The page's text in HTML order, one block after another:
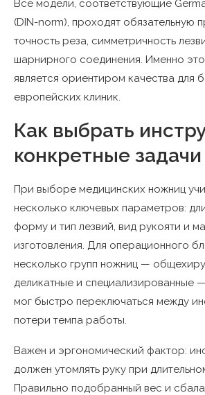
Все модели, соответствующие
(DIN-norm), проходят обязательную
точность реза, симметричность
шарнирного соединения. Именно
является ориентиром качества для
европейских клиник.
Как выбрать
конкретные задачи
При выборе медицинских ножниц
несколько ключевых параметров:
форму и тип лезвий, вид рукояти и
изготовления. Для операционного
несколько групп ножниц —
деликатные и специализированные
мог быстро переключаться между
потери темпа работы.
Важен и эргономический фактор:
должен утомлять руку при
Правильно подобранный вес и